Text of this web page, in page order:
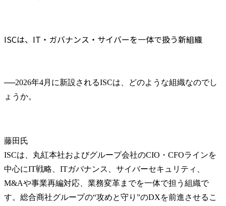
ISCは、IT・ガバナンス・サイバーを一体で扱う新組織
──2026年4月に新設されるISCは、どのような組織なのでし
藤田氏
ISCは、丸紅本社およびグループ会社のCIO・CFOラインを
中心にIT戦略、ITガバナンス、サイバーセキュリティ、
M&Aや事業再編対応、業務変革までを一体で担う組織で
す。総合商社グループの“攻めと守り”のDXを前進させるこ